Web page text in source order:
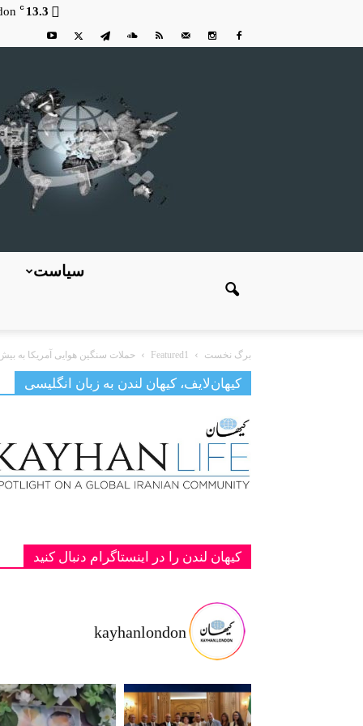
13.3
C
سیاست
برگ نخست Featured1 حملات سنگین هوایی آمریکا به بیش از ۹۰ نقطه در جنوب
کیهان‌لایف، کیهان لندن به زبان انگلیسی
کیهان لندن را در اینستاگرام دنبال کنید
kayhanlondon
‏‏‏ ‏‏ ‏ دانمارک؛ یادبود دو پادشاه فقید پهلوی ج